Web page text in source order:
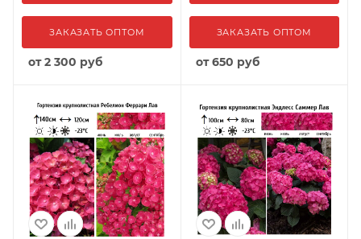
ЗАКАЗАТЬ ОПТОМ
от2 300 руб
ЗАКАЗАТЬ ОПТОМ
от650 руб